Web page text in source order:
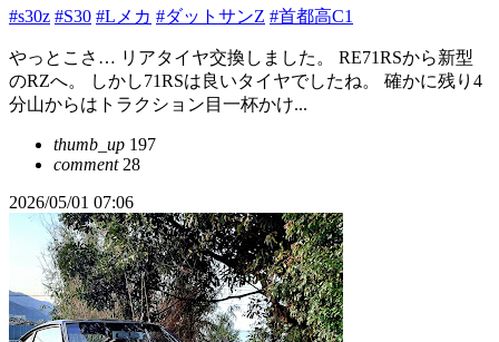
#s30z #S30 #Lメカ #ダットサンZ #首都高C1
やっとこさ… リアタイヤ交換しました。 RE71RSから新型
のRZへ。 しかし71RSは良いタイヤでしたね。 確かに残り4
分山からはトラクション目一杯かけ...
thumb_up 197
comment28
2026/05/01 07:06